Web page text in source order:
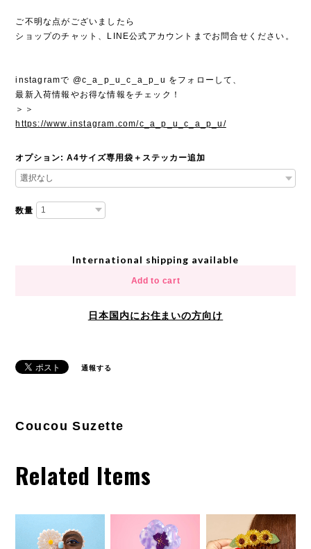
ご不明な点がございましたら
ショップのチャット、LINE公式アカウントまでお問合せください。
instagramで @c_a_p_u_c_a_p_u をフォローして、
最新入荷情報やお得な情報をチェック！
＞＞
https://www.instagram.com/c_a_p_u_c_a_p_u/
オプション: A4サイズ専用袋＋ステッカー追加
数量
International shipping available
Add to cart
日本国内にお住まいの方向け
通報する
Coucou Suzette
Related Items